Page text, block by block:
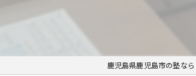
鹿児島県鹿児島市の塾な